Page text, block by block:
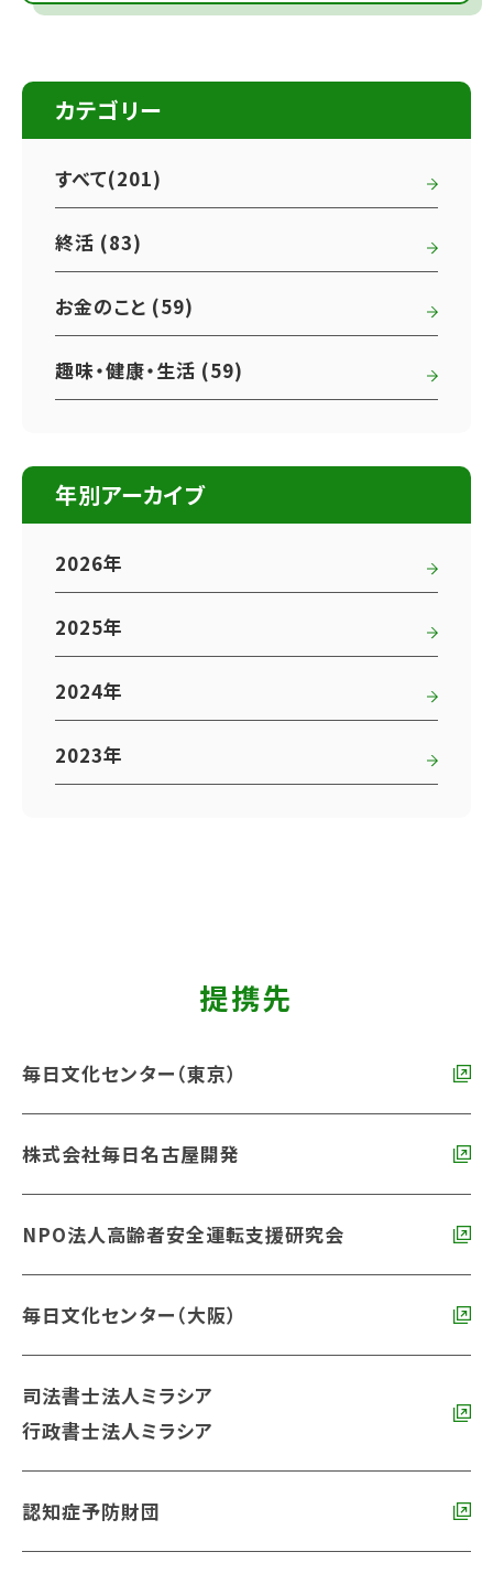
カテゴリー
すべて(201)
終活 (83)
お金のこと (59)
趣味・健康・生活 (59)
年別アーカイブ
2026年
2025年
2024年
2023年
提携先
毎日文化センター（東京）
株式会社毎日名古屋開発
NPO法人高齢者安全運転支援研究会
毎日文化センター（大阪）
司法書士法人ミラシア
行政書士法人ミラシア
認知症予防財団